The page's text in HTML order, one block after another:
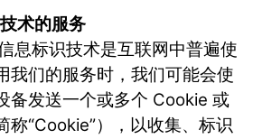
术的服务
息标识技术是互联网中普遍使
我们的服务时，我们可能会使
备发送一个或多个 Cookie 或
称“Cookie”），以收集、标识